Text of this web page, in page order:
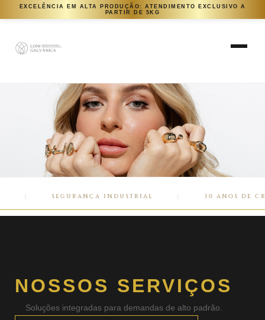
EXCELÊNCIA EM ALTA PRODUÇÃO: ATENDIMENTO EXCLUSIVO A
PARTIR DE 5KG
SEGURANÇA INDUSTRIAL 30 ANOS DE
NOSSOS SERVIÇOS
Soluções integradas para demandas de alto padrão.